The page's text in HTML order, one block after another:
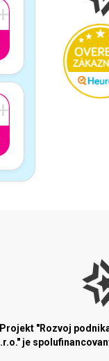
Projekt "Rozvoj
je